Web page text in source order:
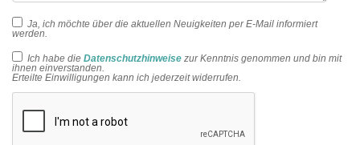
Ja, ich möchte über die aktuellen Neuigkeiten per E-Mail informiert
werden.
Ich habe die Datenschutzhinweise zur Kenntnis genommen und bin mit
ihnen einverstanden.
Erteilte Einwilligungen kann ich jederzeit widerrufen.